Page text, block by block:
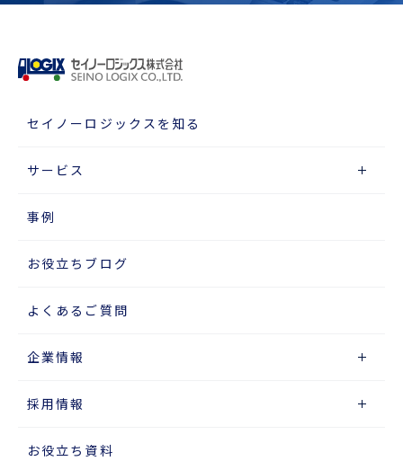
セイノーロジックスを知る
サービス
事例
お役立ちブログ
よくあるご質問
企業情報
採用情報
お役立ち資料